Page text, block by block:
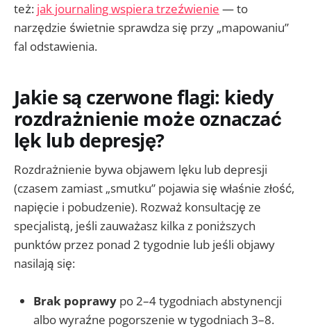
też: jak journaling wspiera trzeźwienie — to
narzędzie świetnie sprawdza się przy „mapowaniu”
fal odstawienia.
Jakie są czerwone flagi: kiedy
rozdrażnienie może oznaczać
lęk lub depresję?
Rozdrażnienie bywa objawem lęku lub depresji
(czasem zamiast „smutku” pojawia się właśnie złość,
napięcie i pobudzenie). Rozważ konsultację ze
specjalistą, jeśli zauważasz kilka z poniższych
punktów przez ponad 2 tygodnie lub jeśli objawy
nasilają się:
Brak poprawy po 2–4 tygodniach abstynencji
albo wyraźne pogorszenie w tygodniach 3–8.